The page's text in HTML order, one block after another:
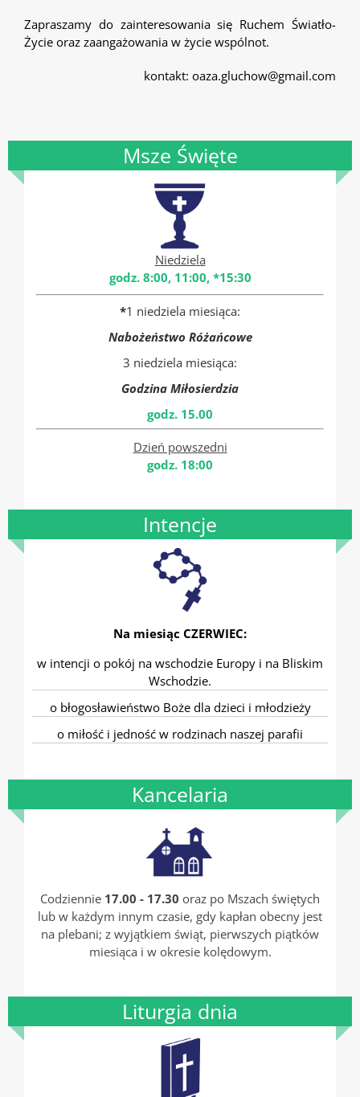
Zapraszamy do zainteresowania się Ruchem Światło-
Życie oraz zaangażowania w życie wspólnot.
kontakt: oaza.gluchow@gmail.com
Msze Święte
Niedziela
godz. 8:00, 11:00, *15:30
*1 niedziela miesiąca:
Nabożeństwo Różańcowe
3 niedziela miesiąca:
Godzina Miłosierdzia
godz. 15.00
Dzień powszedni
godz. 18:00
Intencje
Na miesiąc CZERWIEC:
w intencji o pokój na wschodzie Europy i na Bliskim
Wschodzie.
o błogosławieństwo Boże dla dzieci i młodzieży
o miłość i jedność w rodzinach naszej parafii
Kancelaria
Codziennie 17.00 - 17.30 oraz po Mszach świętych
lub w każdym innym czasie, gdy kapłan obecny jest
na plebani; z wyjątkiem świąt, pierwszych piątków
miesiąca i w okresie kolędowym.
Liturgia dnia